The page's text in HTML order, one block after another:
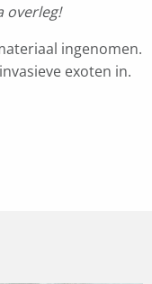
overleg!
ingenomen.
exoten in.